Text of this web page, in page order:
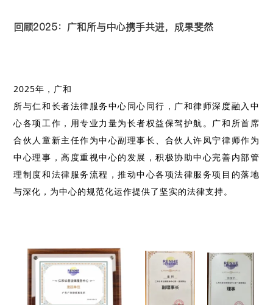
回顾2025：广和所与中心携手共进，成果斐然
2025年，广和
所与仁和长者法律服务中心同心同行，广和律师深度融入中
心各项工作，用专业力量为长者权益保驾护航。广和所首席
合伙人童新主任作为中心副理事长、合伙人许凤宁律师作为
中心理事，高度重视中心的发展，积极协助中心完善内部管
理制度和法律服务流程，推动中心各项法律服务项目的落地
与深化，为中心的规范化运作提供了坚实的法律支持。